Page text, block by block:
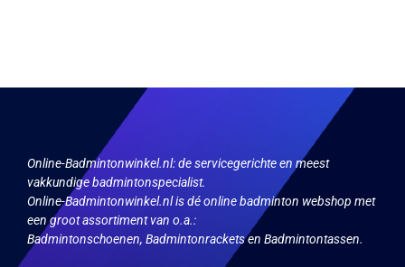
Online-Badmintonwinkel.nl:de servicegerichte en meest
vakkundige badmintonspecialist.
Online-Badmintonwinkel.nl is dé online badminton webshop met
een groot assortiment van o.a.:
Badmintonschoenen, Badmintonrackets en Badmintontassen.